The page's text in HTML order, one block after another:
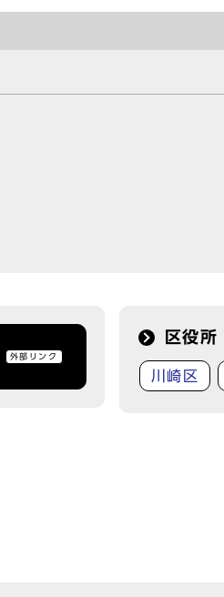
外部リンク
区役所
川崎区